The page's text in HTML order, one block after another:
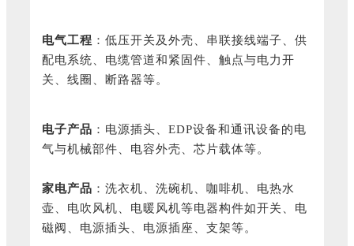
电气工程 ：低压开关及外壳、串联接线端子、供
配电系统、电缆管道和紧固件、触点与电力开
关、线圈、断路器等。
电子产品 ：电源插头、EDP设备和通讯设备的电
气与机械部件、电容外壳、芯片载体等。
家电产品 ：洗衣机、洗碗机、咖啡机、电热水
壶、电吹风机、电暖风机等电器构件如开关、电
磁阀、电源插头、电源插座、支架等。